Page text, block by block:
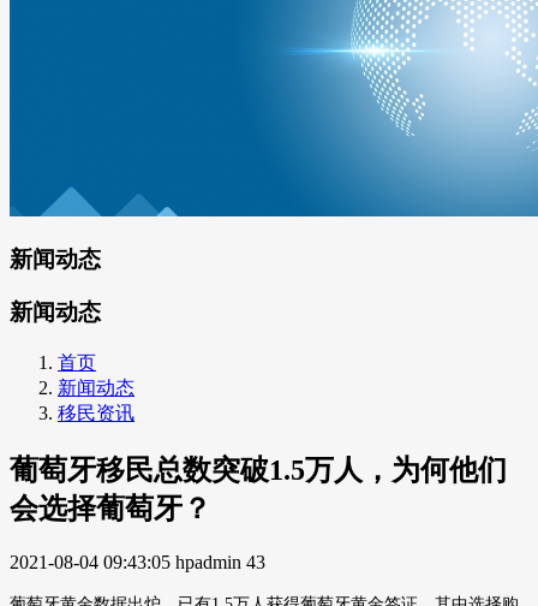
新闻动态
新闻动态
首页
新闻动态
移民资讯
葡萄牙移民总数突破1.5万人，为何他们
会选择葡萄牙？
2021-08-04 09:43:05 hpadmin 43